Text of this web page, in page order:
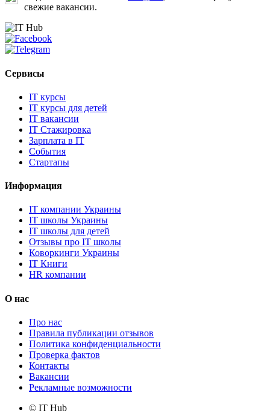
свежие вакансии.
Сервисы
IT курсы
IT курсы для детей
IT вакансии
IT Стажировка
Зарплата в IT
События
Стартапы
Информация
IT компании Украины
IT школы Украины
IT школы для детей
Отзывы про IT школы
Коворкинги Украины
IT Книги
HR компании
О нас
Про нас
Правила публикации отзывов
Политика конфиденциальности
Проверка фактов
Контакты
Вакансии
Рекламные возможности
© IT Hub